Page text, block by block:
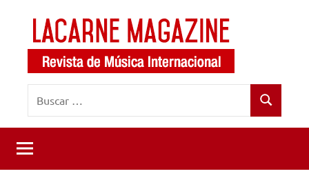
contenido
LaCarne
Magazine
de
música
internacional
Buscar